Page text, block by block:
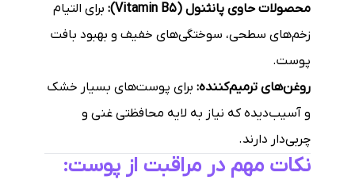
محصولات حاوی پانثنول (Vitamin B5):
برای التیام
زخم‌های سطحی، سوختگی‌های خفیف و بهبود بافت
پوست.
روغن‌های ترمیم‌کننده: برای پوست‌های بسیار خشک
و آسیب‌دیده که نیاز به لایه محافظتی غنی و
چربی‌دار دارند.
نکات مهم در مراقبت از پوست: